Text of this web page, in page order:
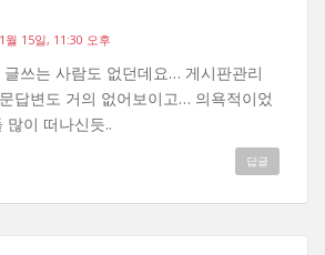
월 15일, 11:30 오후
쓰는 사람도 없던데요… 게시판관리
답변도 거의 없어보이고… 의욕적이었
많이 떠나신듯..
답글